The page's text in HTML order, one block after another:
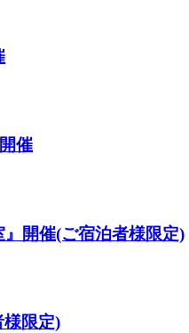
催
開催(ご宿泊者様限定)
限定)